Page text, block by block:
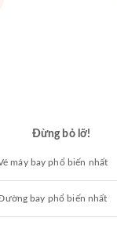
Đừng bỏ lỡ!
máy bay phổ biến nhất
bay phổ biến nhất